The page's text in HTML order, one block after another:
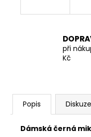
při
Kč
Popis Diskuze
Dámská černá